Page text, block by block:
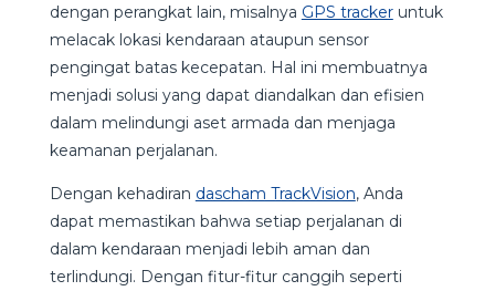
dengan perangkat lain, misalnya GPS trackeruntuk
melacak lokasi kendaraan ataupun sensor
pengingat batas kecepatan. Hal ini membuatnya
menjadi solusi yang dapat diandalkan dan efisien
dalam melindungi aset armada dan menjaga
keamanan perjalanan.
Dengan kehadiran dascham TrackVision, Anda
dapat memastikan bahwa setiap perjalanan di
dalam kendaraan menjadi lebih aman dan
terlindungi. Dengan fitur-fitur canggih seperti